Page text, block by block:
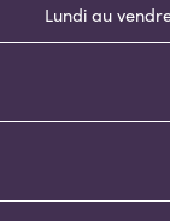
Lundi au